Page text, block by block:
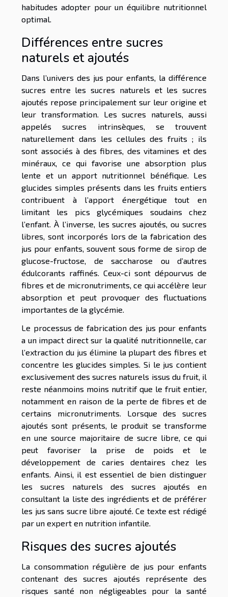
habitudes adopter pour un équilibre nutritionnel
optimal.
Différences entre sucres
naturels et ajoutés
Dans l’univers des jus pour enfants, la différence
sucres entre les sucres naturels et les sucres
ajoutés repose principalement sur leur origine et
leur transformation. Les sucres naturels, aussi
appelés sucres intrinsèques, se trouvent
naturellement dans les cellules des fruits ; ils
sont associés à des fibres, des vitamines et des
minéraux, ce qui favorise une absorption plus
lente et un apport nutritionnel bénéfique. Les
glucides simples présents dans les fruits entiers
contribuent à l’apport énergétique tout en
limitant les pics glycémiques soudains chez
l’enfant. À l’inverse, les sucres ajoutés, ou sucres
libres, sont incorporés lors de la fabrication des
jus pour enfants, souvent sous forme de sirop de
glucose-fructose, de saccharose ou d’autres
édulcorants raffinés. Ceux-ci sont dépourvus de
fibres et de micronutriments, ce qui accélère leur
absorption et peut provoquer des fluctuations
importantes de la glycémie.
Le processus de fabrication des jus pour enfants
a un impact direct sur la qualité nutritionnelle, car
l’extraction du jus élimine la plupart des fibres et
concentre les glucides simples. Si le jus contient
exclusivement des sucres naturels issus du fruit, il
reste néanmoins moins nutritif que le fruit entier,
notamment en raison de la perte de fibres et de
certains micronutriments. Lorsque des sucres
ajoutés sont présents, le produit se transforme
en une source majoritaire de sucre libre, ce qui
peut favoriser la prise de poids et le
développement de caries dentaires chez les
enfants. Ainsi, il est essentiel de bien distinguer
les sucres naturels des sucres ajoutés en
consultant la liste des ingrédients et de préférer
les jus sans sucre libre ajouté. Ce texte est rédigé
par un expert en nutrition infantile.
Risques des sucres ajoutés
La consommation régulière de jus pour enfants
contenant des sucres ajoutés représente des
risques santé non négligeables pour la santé